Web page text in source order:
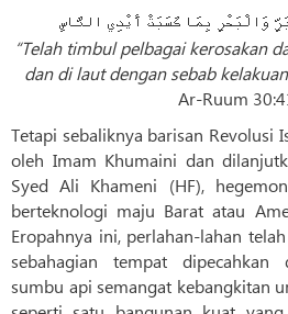
“Telah timbul pelbagai kerosakan
dan di laut dengan sebab
Ar-Ruum
Tetapi sebaliknya barisan Revolusi
oleh Imam Khumaini dan
Syed Ali Khameni (HF),
berteknologi maju Barat atau
Eropahnya ini, perlahan-lahan
sebahagian tempat
sumbu api semangat kebangkitan